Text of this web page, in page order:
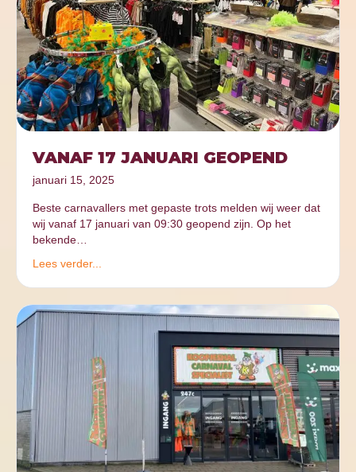
VANAF 17 JANUARI GEOPEND
januari 15, 2025
Beste carnavallers met gepaste trots melden wij weer dat
wij vanaf 17 januari van 09:30 geopend zijn. Op het
bekende…
Lees verder...